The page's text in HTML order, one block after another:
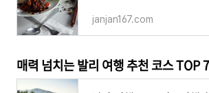
janjan167.com
매력 넘치는 발리 여행 추천 코스 TOP 7